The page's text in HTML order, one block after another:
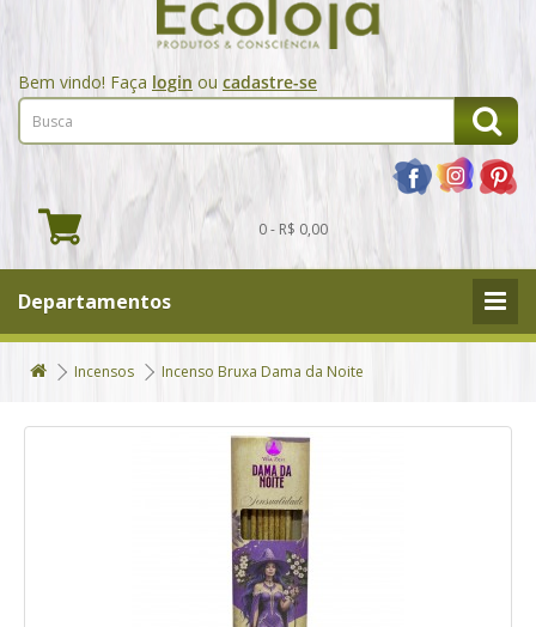
Bem vindo! Faça login ou cadastre-se
0 - R$ 0,00
Departamentos
Incensos Incenso Bruxa Dama da Noite